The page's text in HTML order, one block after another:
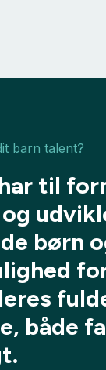
barn talent?
til
børn
både